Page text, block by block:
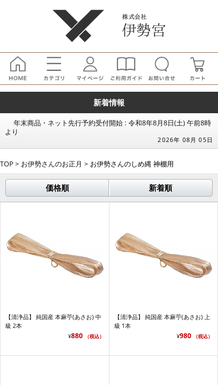
新着情報
年末商品・ネット先行予約受付開始 : 令和8年8月8日(土) 午前8時
より
2026年 08月 05日
TOP > お伊勢さんのお正月 > お伊勢さんのしめ縄 神棚用
価格順 新着順
【清浄品】 純国産 本麻苧(あさお) 中
級 2本
¥880 （税込）
【清浄品】 純国産 本麻苧(あさお) 上
級 1本
¥980 （税込）